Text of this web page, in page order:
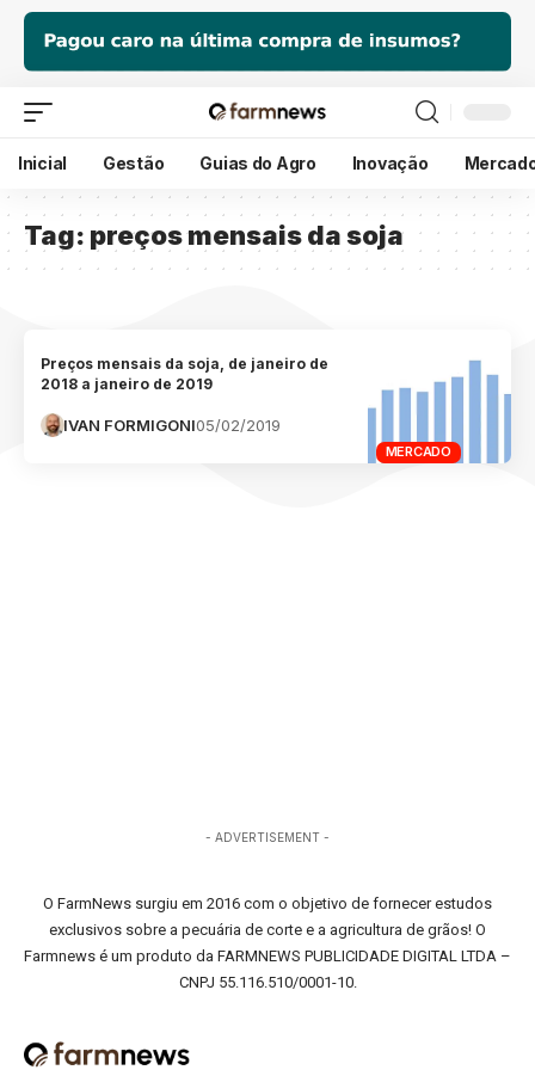
Inicial Gestão Guias do Agro Inovação
Tag: preços mensais da soja
MERCADO
Preços mensais da soja, de janeiro de
2018 a janeiro de 2019
IVAN FORMIGONI05/02/2019
- ADVERTISEMENT -
O FarmNews surgiu em 2016 com o objetivo de fornecer estudos
exclusivos sobre a pecuária de corte e a agricultura de grãos! O
Farmnews é um produto da FARMNEWS PUBLICIDADE DIGITAL LTDA –
CNPJ 55.116.510/0001-10.